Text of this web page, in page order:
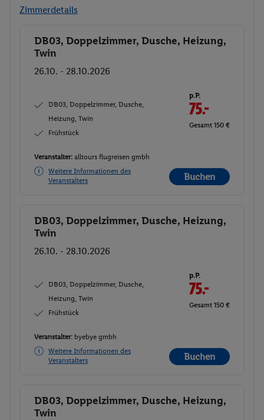
Zimmerdetails
Buchen
DB03, Doppelzimmer, Dusche, Heizung,
Twin
26.10. - 28.10.2026
DB03, Doppelzimmer, Dusche,
Heizung, Twin
Frühstück
p.P.
75.-
Gesamt 150 €
Veranstalter: alltours flugreisen gmbh
Weitere Informationen des
Veranstalters
Buchen
Buchen
DB03, Doppelzimmer, Dusche, Heizung,
Twin
26.10. - 28.10.2026
DB03, Doppelzimmer, Dusche,
Heizung, Twin
Frühstück
p.P.
75.-
Gesamt 150 €
Veranstalter: byebye gmbh
Weitere Informationen des
Veranstalters
Buchen
Buchen
DB03, Doppelzimmer, Dusche, Heizung,
Twin